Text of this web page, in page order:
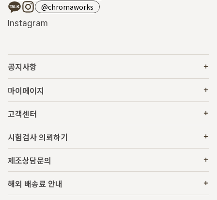
@chromaworks
Instagram
공지사항
마이페이지
고객센터
시험검사 의뢰하기
제조상담문의
해외 배송료 안내